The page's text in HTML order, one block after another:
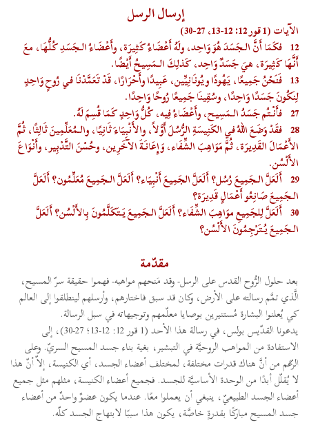
إرسال الرسل
الآيات (1 قور 12: 12-13، 27-30)
12 فكَمَا أَنَّ الـجَسَدَ هُوَ وَاحِد، ولَهُ أَعْضَاءُ كَثِيرَة، وأَعْضَاءُ الـجَسَدِ كُلُّهَا، معَ
أَنَّهَا كَثِيرَة، هيَ جَسَدٌ وَاحِد، كَذلِكَ الـمَسِيحُ أَيْضًا.
13 فَنَحْنُ جَمِيعًا، يَهُودًا ويُونَانِيِّين، عَبِيدًا وأَحْرَارًا، قَدْ تَعَمَّدْنَا في رُوحٍ وَاحِدٍ
لِنَكُونَ جَسَدًا وَاحِدًا، وسُقِينَا جَمِيعًا رُوحًا وَاحِدًا.
27 فأَنْتُم جَسَدُ الـمَسِيح، وأَعْضَاءُ فِيه، كُلُّ وَاحِدٍ كَمَا قُسِمَ لَهُ.
28 فقَدْ وَضَعَ اللهُ في الكَنِيسَةِ الرُّسُلَ أَوَّلاً، والأَنْبِيَاءَ ثَانِيًا، والـمُعَلِّمِينَ ثَالِثًا، ثُمَّ
الأَعْمَالَ القَدِيرَة، ثُمَّ مَوَاهِبَ الشِّفَاء، وَإِعَانَةَ الآخَرِين، وحُسْنَ التَّدْبِير، وأَنْوَاعَ
الأَلْسُن.
29 أَلَعَلَّ الـجَمِيعَ رُسُل؟ أَلَعَلَّ الجَمِيعَ أَنْبِيَاء؟ أَلَعَلَّ الـجَمِيعَ مُعَلِّمُون؟ أَلَعَلَّ
الـجَمِيعَ صَانِعُو أَعْمَالٍ قَدِيرَة؟
30 أَلَعَلَّ لِلجَمِيعِ موَاهِبَ الشِّفَاء؟ أَلَعَلَّ الـجَمِيعَ يَتَكَلَّمُونَ بِالأَلْسُن؟ أَلَعَلَّ
الـجَمِيعَ يُتَرْجِمُونَ الأَلْسُن؟
مقدّمة
بعد حلول الرُّوح القدس على الرسل- وقد مَنحهم مواهبه- فهموا حقيقة سرّ المسيح،
الَّذي تمَّم رسالته على الأرض، وكان قد سبق فاختارهم، وأرسلهم لينطلقوا إلى العالم
كي يُعلنوا البشارة مُستنيرين بوصايا معلّمهم وتوجيهاته في سبل الرسالة.
يدعونا القدّيس بولس، في رسالة هذا الأحد (1 قور 12: 12-13؛ 27-30)، إلى
الاستفادة من المواهب الروحيَّة في التبشير، بغية بناء جسد المسيح السريّ. وعلى
الرّغم من أنَّ هناك قدرات مختلفة، لمختلف أعضاء الجسد، أي الكنيسة، إلاّ أنّ هذا
لا يُقلّل أبدًا من الوحدة الأساسيَّة للجسد. فجميع أعضاء الكنيسة، مثلهم مثل جميع
أعضاء الجسد الطبيعيّ، ينبغي أن يعملوا معًا. عندما يكون عضوٌ واحدٌ من أعضاء
جسد المسيح مباركًا بقدرةٍ خاصَّة، يكون هذا سببًا لابتهاج الجسد كلّه.